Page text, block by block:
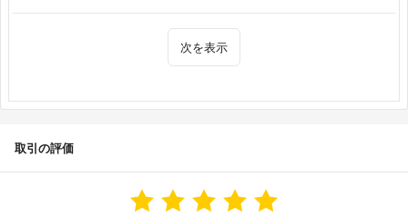
次を表示
取引の評価